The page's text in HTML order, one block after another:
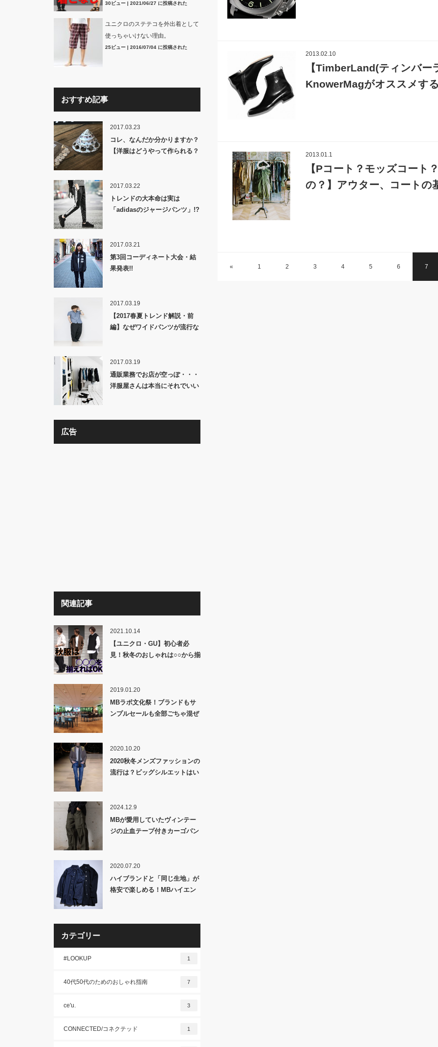
2013.02.10
【TimberLand(ティンバー
KnowerMagがオススメす
2013.01.1
【Pコート？モッズコート
の？】アウター、コートの
« 1 2 3 4 5 6 7
30ビュー| 2021/06/27 に投稿された
ユニクロのステテコを外出着として
使っちゃいけない理由。
25ビュー| 2016/07/04 に投稿された
おすすめ記事
2017.03.23
コレ、なんだか分かりますか？
【洋服はどうやって作られる？
2017.03.22
トレンドの大本命は実は
「adidasのジャージパンツ」!?
2017.03.21
第3回コーディネート大会・結
果発表!!
2017.03.19
【2017春夏トレンド解説・前
編】なぜワイドパンツが流行な
2017.03.19
通販業務でお店が空っぽ・・・
洋服屋さんは本当にそれでいい
広告
関連記事
2021.10.14
【ユニクロ・GU】初心者必
見！秋冬のおしゃれは○○から揃
2019.01.20
MBラボ文化祭！ブランドもサ
ンプルセールも全部ごちゃ混ぜ
2020.10.20
2020秋冬メンズファッションの
流行は？ビッグシルエットはい
2024.12.9
MBが愛用していたヴィンテー
ジの止血テープ付きカーゴパン
VINTAGE 止血テープカーゴパ
ンツ 」発売！
2020.07.20
ハイブランドと「同じ生地」が
格安で楽しめる！MBハイエン
カテゴリー
#LOOKUP 1
40代50代のためのおしゃれ指南 7
ce'u. 3
CONNECTED/コネクテッド 1